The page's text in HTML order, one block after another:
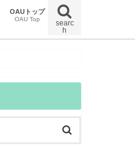
searc
h
OAUトップ
OAU Top
特定商取引法に関する法律に基づく表示
オンラインスクール受講規約
プライバシーポリシー